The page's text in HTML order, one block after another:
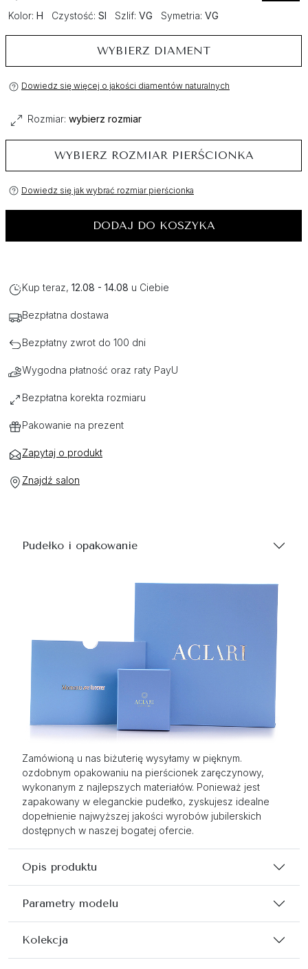
Kolor: H Czystość: SI Szlif: VG Symetria: VG
WYBIERZ DIAMENT
Dowiedz się więcej o jakości diamentów naturalnych
Rozmiar: wybierz rozmiar
WYBIERZ ROZMIAR PIERŚCIONKA
Dowiedz się jak wybrać rozmiar pierścionka
DODAJ DO KOSZYKA
Kup teraz, 12.08 - 14.08 u Ciebie
Bezpłatna dostawa
Bezpłatny zwrot do 100 dni
Wygodna płatność oraz raty PayU
Bezpłatna korekta rozmiaru
Pakowanie na prezent
Zapytaj o produkt
Znajdź salon
Pudełko i opakowanie
Zamówioną u nas biżuterię wysyłamy w pięknym.
ozdobnym opakowaniu na pierścionek zaręczynowy,
wykonanym z najlepszych materiałów. Ponieważ jest
zapakowany w eleganckie pudełko, zyskujesz idealne
dopełnienie najwyższej jakości wyrobów jubilerskich
dostępnych w naszej bogatej ofercie.
Opis produktu
Parametry modelu
Kolekcja